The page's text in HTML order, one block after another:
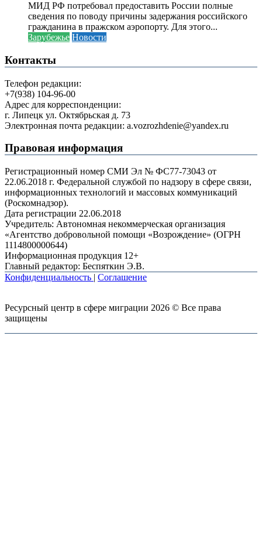
МИД РФ потребовал предоставить России полные
сведения по поводу причины задержания российского
гражданина в пражском аэропорту. Для этого...
Зарубежье Новости
Контакты
Телефон редакции:
+7(938) 104-96-00
Адрес для корреспонденции:
г. Липецк ул. Октябрьская д. 73
Электронная почта редакции: a.vozrozhdenie@yandex.ru
Правовая информация
Регистрационный номер СМИ Эл № ФС77-73043 от
22.06.2018 г. Федеральной службой по надзору в сфере связи,
информационных технологий и массовых коммуникаций
(Роскомнадзор).
Дата регистрации 22.06.2018
Учредитель: Автономная некоммерческая организация
«Агентство добровольной помощи «Возрождение» (ОГРН
1114800000644)
Информационная продукция 12+
Главный редактор: Беспяткин Э.В.
Конфиденциальность | Соглашение
Ресурсный центр в сфере миграции 2026 © Все права
защищены